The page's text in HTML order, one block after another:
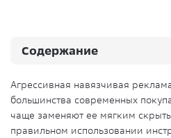
Агрессивная навязчивая
большинства современных
чаще заменяют ее мягким
правильном использовании
Содержание